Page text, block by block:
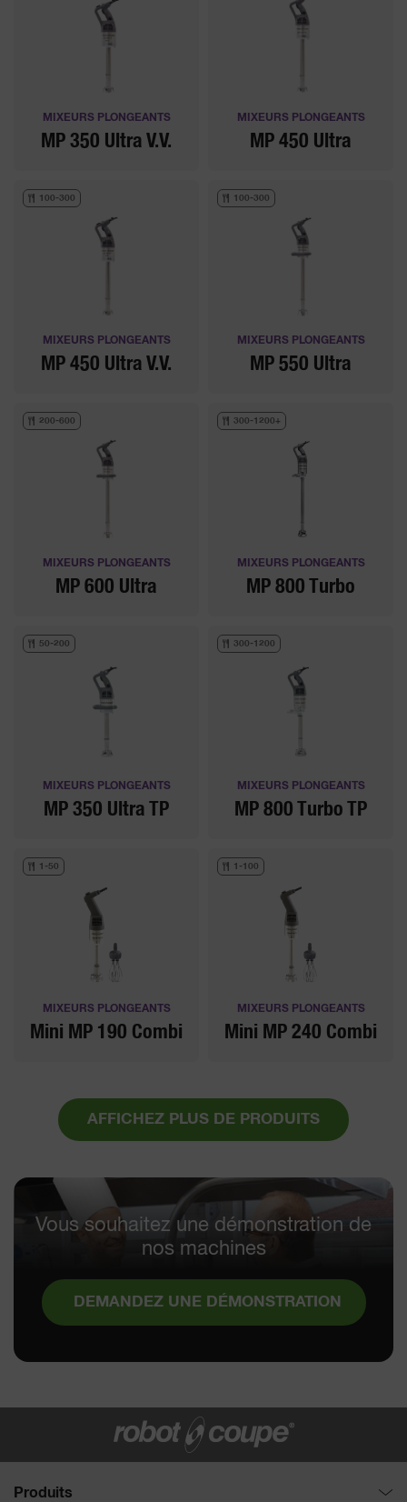
MIXEURS PLONGEANTS
MP 350 Ultra V.V.
MIXEURS PLONGEANTS
MP 450 Ultra
100-300
MIXEURS PLONGEANTS
MP 450 Ultra V.V.
100-300
MIXEURS PLONGEANTS
MP 550 Ultra
200-600
MIXEURS PLONGEANTS
MP 600 Ultra
300-1200+
MIXEURS PLONGEANTS
MP 800 Turbo
50-200
MIXEURS PLONGEANTS
MP 350 Ultra TP
300-1200
MIXEURS PLONGEANTS
MP 800 Turbo TP
1-50
MIXEURS PLONGEANTS
Mini MP 190 Combi
1-100
MIXEURS PLONGEANTS
Mini MP 240 Combi
AFFICHEZ PLUS DE PRODUITS
Vous souhaitez une démonstration de
nos machines
DEMANDEZ UNE DÉMONSTRATION
Produits